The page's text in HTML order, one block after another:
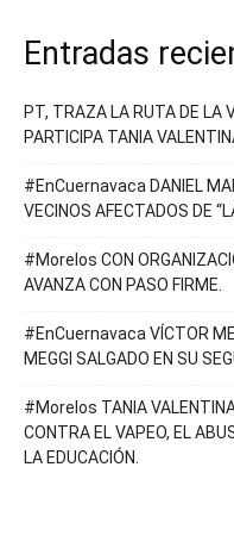
Entradas
PT, TRAZA LA RUTA DE LA
PARTICIPA TANIA
#EnCuernavaca DANIEL
VECINOS AFECTADOS DE
#Morelos CON
AVANZA CON PASO FIRME.
#EnCuernavaca VÍCTOR
MEGGI SALGADO EN SU
#Morelos TANIA
CONTRA EL VAPEO, EL
LA EDUCACIÓN.